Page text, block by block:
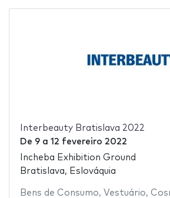
Interbeauty Bratislava 2022
De 9a 12 fevereiro 2022
Incheba Exhibition Ground
Bratislava, Eslováquia
Bens de Consumo, Vestuário,